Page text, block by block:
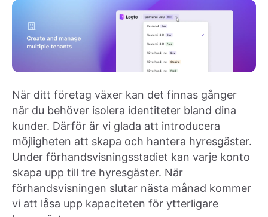
När ditt företag växer kan det finnas gånger
när du behöver isolera identiteter bland dina
kunder. Därför är vi glada att introducera
möjligheten att skapa och hantera hyresgäster.
Under förhandsvisningsstadiet kan varje konto
skapa upp till tre hyresgäster. När
förhandsvisningen slutar nästa månad kommer
vi att låsa upp kapaciteten för ytterligare